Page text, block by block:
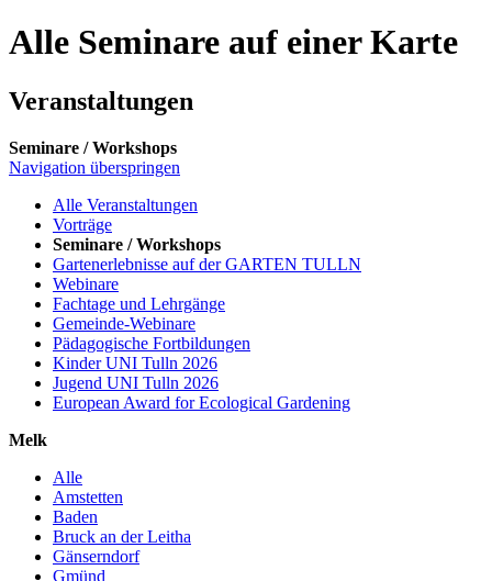
Alle Seminare auf einer Karte
Veranstaltungen
Seminare / Workshops
Navigation überspringen
Alle Veranstaltungen
Vorträge
Seminare / Workshops
Gartenerlebnisse auf der GARTEN TULLN
Webinare
Fachtage und Lehrgänge
Gemeinde-Webinare
Pädagogische Fortbildungen
Kinder UNI Tulln 2026
Jugend UNI Tulln 2026
European Award for Ecological Gardening
Melk
Alle
Amstetten
Baden
Bruck an der Leitha
Gänserndorf
Gmünd